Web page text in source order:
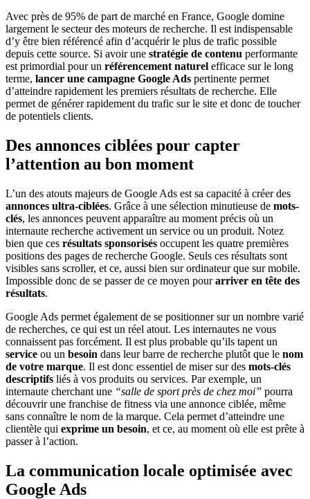
Avec près de 95% de part de marché en France, Google domine
largement le secteur des moteurs de recherche. Il est indispensable
d’y être bien référencé afin d’acquérir le plus de trafic possible
depuis cette source. Si avoir une stratégie de contenu performante
est primordial pour un référencement naturel efficace sur le long
terme, lancer une campagne Google Ads pertinente permet
d’atteindre rapidement les premiers résultats de recherche. Elle
permet de générer rapidement du trafic sur le site et donc de toucher
de potentiels clients.
Des annonces ciblées pour capter
l’attention au bon moment
L’un des atouts majeurs de Google Ads est sa capacité à créer des
annonces ultra-ciblées. Grâce à une sélection minutieuse de mots-
clés, les annonces peuvent apparaître au moment précis où un
internaute recherche activement un service ou un produit. Notez
bien que ces résultats sponsorisés occupent les quatre premières
positions des pages de recherche Google. Seuls ces résultats sont
visibles sans scroller, et ce, aussi bien sur ordinateur que sur mobile.
Impossible donc de se passer de ce moyen pourarriver en tête des
résultats.
Google Ads permet également de se positionner sur un nombre varié
de recherches, ce qui est un réel atout. Les internautes ne vous
connaissent pas forcément. Il est plus probable qu’ils tapent un
service ou un besoin dans leur barre de recherche plutôt que le nom
de votre marque. Il est donc essentiel de miser sur des mots-clés
descriptifs liés à vos produits ou services. Par exemple, un
internaute cherchant une “salle de sport près de chez moi” pourra
découvrir une franchise de fitness via une annonce ciblée, même
sans connaître le nom de la marque. Cela permet d’atteindre une
clientèle qui exprime un besoin, et ce, au moment où elle est prête à
passer à l’action.
La communication locale optimisée avec
Google Ads